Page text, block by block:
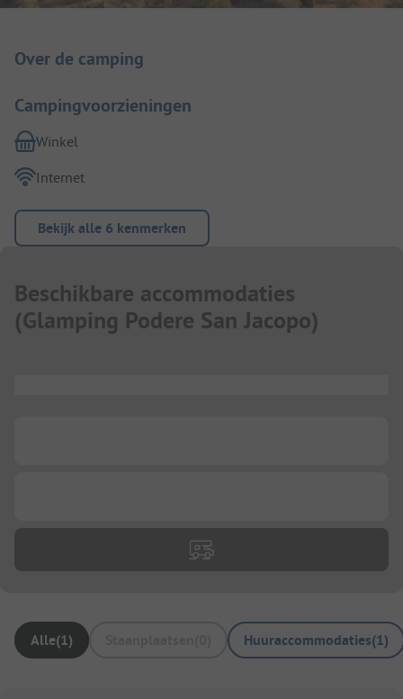
Over de camping
Campingvoorzieningen
Winkel
Internet
Bekijk alle 6 kenmerken
Beschikbare accommodaties
(Glamping Podere San Jacopo)
Alle(1) Huuraccommodaties(1)